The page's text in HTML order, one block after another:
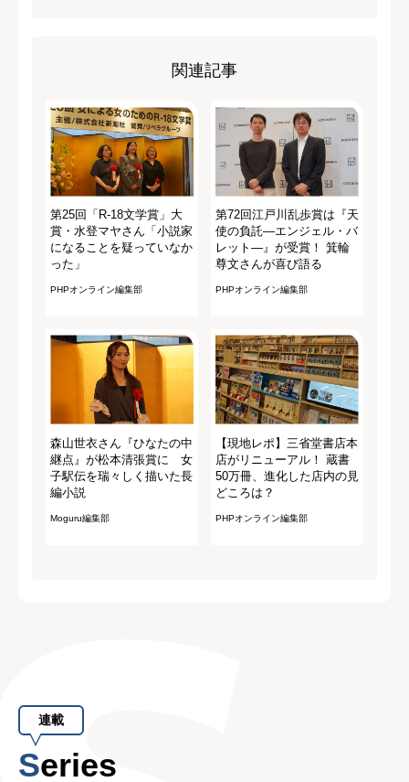
関連記事
第25回「R-18文学賞」大
賞・水登マヤさん「小説家
になることを疑っていなか
った」
PHPオンライン編集部
第72回江戸川乱歩賞は『天
使の負託―エンジェル・バ
レット―』が受賞！ 箕輪
尊文さんが喜び語る
PHPオンライン編集部
森山世衣さん『ひなたの中
継点』が松本清張賞に 女
子駅伝を瑞々しく描いた長
編小説
Moguru編集部
【現地レポ】三省堂書店本
店がリニューアル！ 蔵書
50万冊、進化した店内の見
どころは？
PHPオンライン編集部
連載
Series